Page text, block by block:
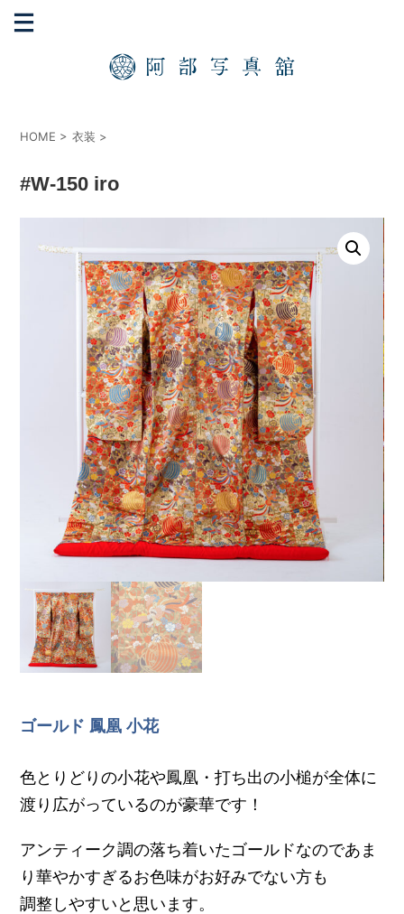
HOME > 衣装 >
#W-150 iro
ゴールド 鳳凰 小花
色とりどりの小花や鳳凰・打ち出の小槌が全体に
渡り広がっているのが豪華です！
アンティーク調の落ち着いたゴールドなのであま
り華やかすぎるお色味がお好みでない方も
調整しやすいと思います。